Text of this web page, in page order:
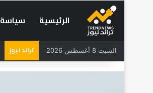
الرئيسية سياسة
السبت 8 أغسطس 2026 تراند نيوز